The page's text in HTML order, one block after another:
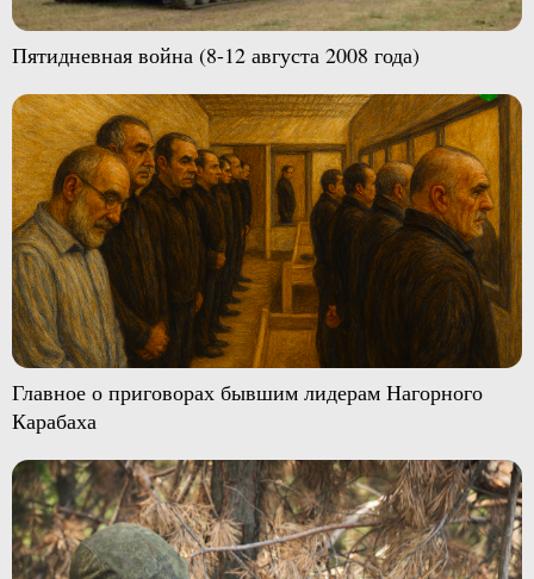
Пятидневная война (8-12 августа 2008 года)
Главное о приговорах бывшим лидерам Нагорного
Карабаха